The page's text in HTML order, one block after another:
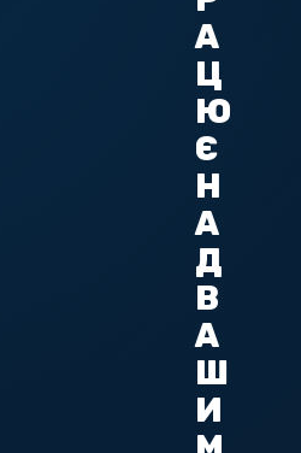
А
Ц
Ю
Є
Н
А
Д
В
А
Ш
И